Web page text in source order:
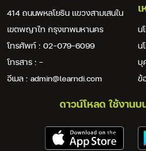
414 ถนนพหลโยธิน แขวงสามเสนใน
เขตพญาไท กรุงเทพมหานคร
โทรศัพท์ : 02-079-6099
โทรสาร : -
อีเมล : admin@learndi.com
เ
น
น
บุ
ข้
ดาวน์โหลด ใช้งาน